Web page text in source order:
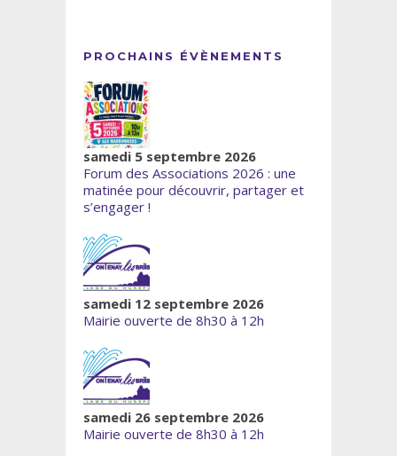
PROCHAINS ÉVÈNEMENTS
samedi 5 septembre 2026
Forum des Associations 2026 : une
matinée pour découvrir, partager et
s’engager !
samedi 12 septembre 2026
Mairie ouverte de 8h30 à 12h
samedi 26 septembre 2026
Mairie ouverte de 8h30 à 12h